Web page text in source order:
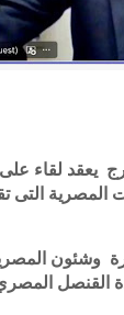
يعقد لقاء
التى
وشئون
القنصل